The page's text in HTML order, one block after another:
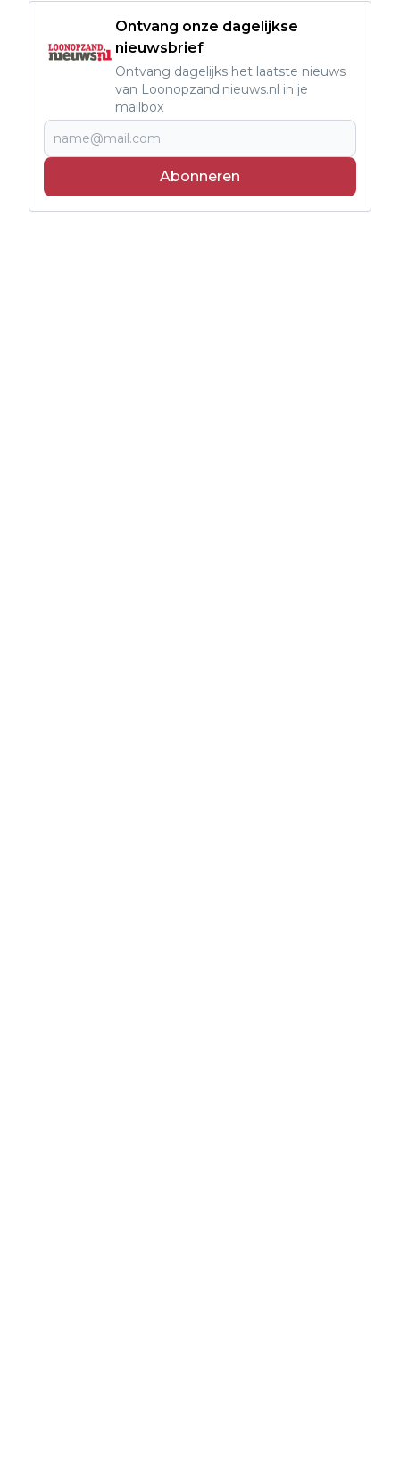
Ontvang onze dagelijkse
nieuwsbrief
Ontvang dagelijks het laatste nieuws
van Loonopzand.nieuws.nl in je
mailbox
Abonneren